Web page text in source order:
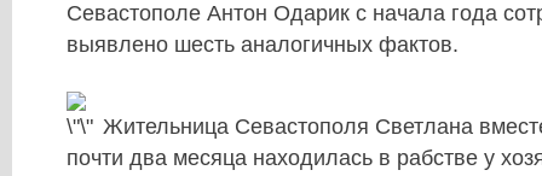
Севастополе Антон Одарик с начала года
выявлено шесть аналогичных фактов.
Жительница Севастополя Светлана
почти два месяца находилась в рабстве у